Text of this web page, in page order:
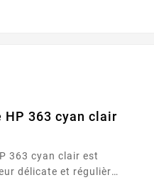
363 cyan clair
délicate et régulière,